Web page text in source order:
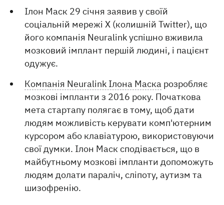
Ілон Маск 29 січня заявив у своїй
соціальній мережі Х (колишній Twitter), що
його компанія Neuralink успішно вживила
мозковий імплант першій людині, і пацієнт
одужує.
Компанія Neuralink Ілона Маска розробляє
мозкові імпланти з 2016 року. Початкова
мета стартапу полягає в тому, щоб дати
людям можливість керувати комп'ютерним
курсором або клавіатурою, використовуючи
свої думки. Ілон Маск сподівається, що в
майбутньому мозкові імпланти допоможуть
людям долати параліч, сліпоту, аутизм та
шизофренію.